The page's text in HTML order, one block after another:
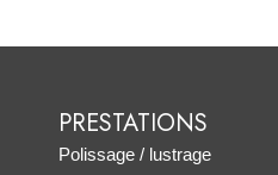
PRESTATIONS
Polissage / lustrage